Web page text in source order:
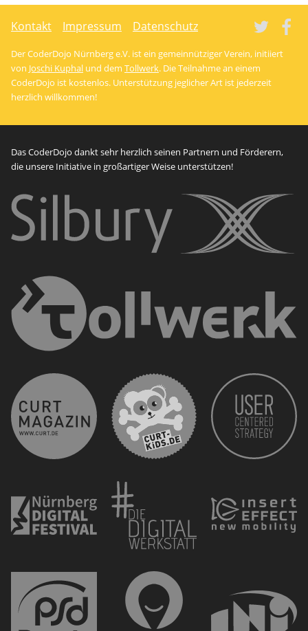
Kontakt Impressum Datenschutz
Der CoderDojo Nürnberg e.V. ist ein gemeinnütziger Verein, initiiert
von Joschi Kuphal und dem Tollwerk. Die Teilnahme an einem
CoderDojo ist kostenlos. Unterstützung jeglicher Art ist jederzeit
herzlich willkommen!
Das CoderDojo dankt sehr herzlich seinen Partnern und Förderern,
die unsere Initiative in großartiger Weise unterstützen!
Nürnberg Digital